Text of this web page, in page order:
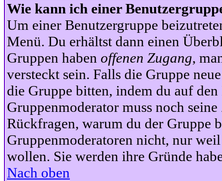
Wie kann ich einer
Um einer Benutzergruppe
Menü. Du erhältst dann einen
Gruppen haben offenen Zugang,
versteckt sein. Falls die Gruppe
die Gruppe bitten, indem du auf
Gruppenmoderator muss noch
Rückfragen, warum du der Gruppe
Gruppenmoderatoren nicht, nur
wollen. Sie werden ihre Gründe
Nach oben